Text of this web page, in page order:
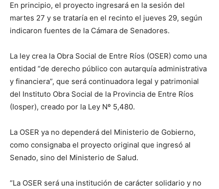
En principio, el proyecto ingresará en la sesión del
martes 27 y se trataría en el recinto el jueves 29, según
indicaron fuentes de la Cámara de Senadores.
La ley crea la Obra Social de Entre Ríos (OSER) como una
entidad “de derecho público con autarquía administrativa
y financiera”, que será continuadora legal y patrimonial
del Instituto Obra Social de la Provincia de Entre Ríos
(Iosper), creado por la Ley Nº 5,480.
La OSER ya no dependerá del Ministerio de Gobierno,
como consignaba el proyecto original que ingresó al
Senado, sino del Ministerio de Salud.
“La OSER será una institución de carácter solidario y no